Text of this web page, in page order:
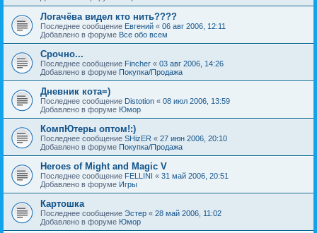
Логачёва видел кто нить????
Последнее сообщение Евгений « 06 авг 2006, 12:11
Добавлено в форуме Все обо всем
Срочно...
Последнее сообщение Fincher « 03 авг 2006, 14:26
Добавлено в форуме Покупка/Продажа
Дневник кота=)
Последнее сообщение Distotion « 08 июл 2006, 13:59
Добавлено в форуме Юмор
КомпЮтеры оптом!:)
Последнее сообщение SHizER « 27 июн 2006, 20:10
Добавлено в форуме Покупка/Продажа
Heroes of Might and Magic V
Последнее сообщение FELLINI « 31 май 2006, 20:51
Добавлено в форуме Игры
Картошка
Последнее сообщение Эстер « 28 май 2006, 11:02
Добавлено в форуме Юмор